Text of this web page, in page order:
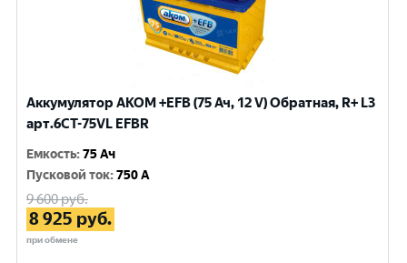
Аккумулятор AKOM +EFB (75 Ач, 12 V) Обратная, R+ L3
арт.6СТ-75VL EFBR
Емкость:75 Ач
Пусковой ток:750 A
9 600руб.
8 925 руб.
при обмене